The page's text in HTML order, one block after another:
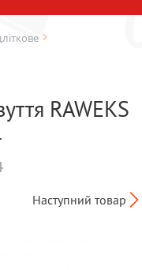
RAWEKS
Наступний товар